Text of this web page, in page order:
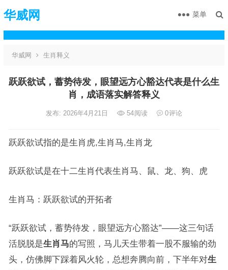
华威网 菜单
华威网 生肖释义
跃跃欲试，蓄势待发，眼望远方心豁达代表是什么生
肖，成语落实解答释义
发布: 2026年4月21日 54阅读 0评论
跃跃欲试指的是生肖虎,生肖马,生肖龙
跃跃欲试是在十二生肖代表生肖马、鼠、龙、狗、虎
生肖马：跃跃欲试的开拓者
“跃跃欲试，蓄势待发，眼望远方心豁达”——这三句话
活脱脱是生肖马的写照，马儿天生带着一股不服输的劲
头，仿佛脚下踩着风火轮，总想奔腾向前，下半年对生